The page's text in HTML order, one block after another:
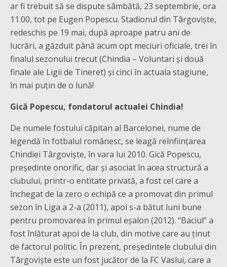
ar fi trebuit să se dispute sâmbătă, 23 septembrie, ora
11.00, tot pe Eugen Popescu. Stadionul din Târgoviște,
redeschis pe 19 mai, după aproape patru ani de
lucrări, a găzduit până acum opt meciuri oficiale, trei în
finalul sezonului trecut (Chindia – Voluntari și două
finale ale Ligii de Tineret) și cinci în actuala stagiune,
în mai puțin de o lună!
Gică Popescu, fondatorul actualei Chindia!
De numele fostului căpitan al Barcelonei, nume de
legendă în fotbalul românesc, se leagă reînființarea
Chindiei Târgoviște, în vara lui 2010. Gică Popescu,
președinte onorific, dar și asociat în acea structură a
clubului, printr-o entitate privată, a fost cel care a
închegat de la zero o echipă ce a promovat din primul
sezon în Liga a 2-a (2011), apoi s-a bătut luni bune
pentru promovarea în primul eșalon (2012). “Baciul” a
fost înlăturat apoi de la club, din motive care au ținut
de factorul politic. În prezent, președintele clubului din
Târgoviște este un fost jucător de la FC Vaslui, care a